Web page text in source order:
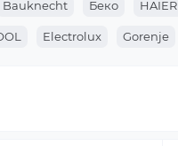
Bauknecht Беко HAIER
Electrolux Gorenje